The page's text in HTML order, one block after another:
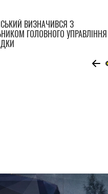
ВИЗНАЧИВСЯ З
ГОЛОВНОГО УПРАВЛІННЯ